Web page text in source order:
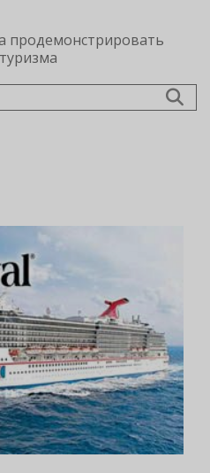
продемонстрировать